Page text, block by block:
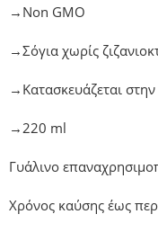
→Non GMO
→Σόγια χωρίς
→Κατασκευάζεται
→220 ml
Γυάλινο
Χρόνος καύσης έως